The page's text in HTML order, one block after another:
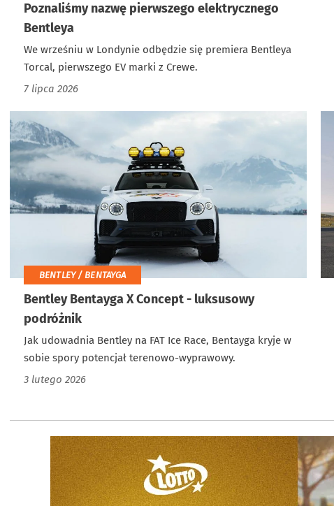
Poznaliśmy nazwę pierwszego elektrycznego
Bentleya
We wrześniu w Londynie odbędzie się premiera Bentleya
Torcal, pierwszego EV marki z Crewe.
7 lipca 2026
BENTLEY / BENTAYGA
Bentley Bentayga X Concept - luksusowy
podróżnik
Jak udowadnia Bentley na FAT Ice Race, Bentayga kryje w
sobie spory potencjał terenowo-wyprawowy.
3 lutego 2026